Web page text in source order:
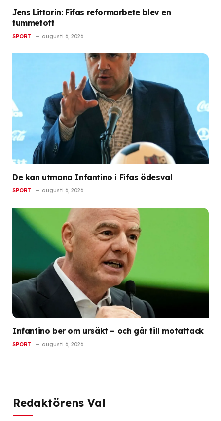
Jens Littorin: Fifas reformarbete blev en
tummetott
SPORT augusti 6, 2026
De kan utmana Infantino i Fifas ödesval
SPORT augusti 6, 2026
Infantino ber om ursäkt – och går till motattack
SPORT augusti 6, 2026
Redaktörens Val